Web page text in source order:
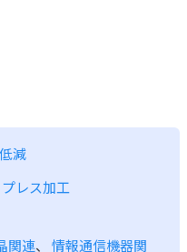
減
プレス加工
関連、 情報通信機器関